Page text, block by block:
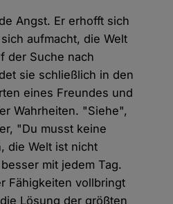
Angst. Er erhofft sich
aufmacht, die Welt
der Suche nach
sie schließlich in den
eines Freundes und
Wahrheiten. "Siehe",
"Du musst keine
die Welt ist nicht
mit jedem Tag.
Fähigkeiten vollbringt
Lösung der größten